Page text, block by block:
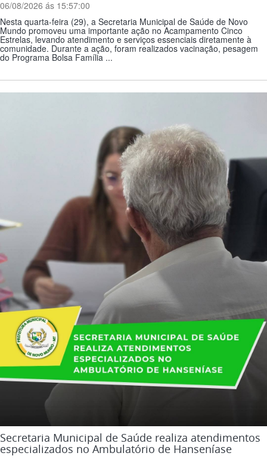
06/08/2026 ás 15:57:00
Nesta quarta-feira (29), a Secretaria Municipal de Saúde de Novo
Mundo promoveu uma importante ação no Acampamento Cinco
Estrelas, levando atendimento e serviços essenciais diretamente à
comunidade. Durante a ação, foram realizados vacinação, pesagem
do Programa Bolsa Família ...
Secretaria Municipal de Saúde realiza atendimentos
especializados no Ambulatório de Hanseníase